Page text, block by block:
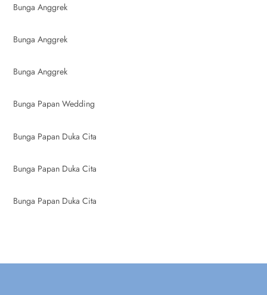
Bunga Anggrek
Bunga Anggrek
Bunga Anggrek
Bunga Papan Wedding
Bunga Papan Duka Cita
Bunga Papan Duka Cita
Bunga Papan Duka Cita